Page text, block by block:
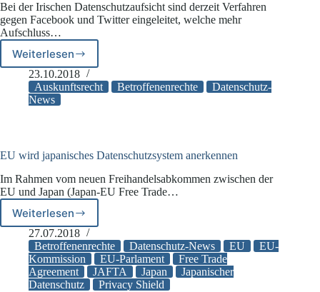
Bei der Irischen Datenschutzaufsicht sind derzeit Verfahren
gegen Facebook und Twitter eingeleitet, welche mehr
Aufschluss…
WeiterlesenBetroffenenrechte:
Unverhältnismäßigkeit
beim
Auskunftsverlangen
23.10.2018
Auskunftsrecht
Betroffenenrechte
Datenschutz-
News
EU wird japanisches Datenschutzsystem anerkennen
Im Rahmen vom neuen Freihandelsabkommen zwischen der
EU und Japan (Japan-EU Free Trade…
Weiterlesen
EU
wird
japanisches
Datenschutzsystem
anerkennen
27.07.2018
Betroffenenrechte
Datenschutz-News EU
EU-
Kommission
EU-Parlament
Free Trade
Agreement
JAFTA Japan
Japanischer
Datenschutz
Privacy Shield